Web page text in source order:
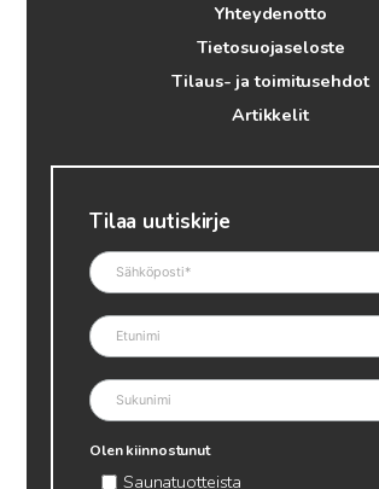
Yhteydenotto
Tietosuojaseloste
Tilaus- ja toimitusehdot
Artikkelit
Tilaa uutiskirje
Olen kiinnostunut
Saunatuotteista